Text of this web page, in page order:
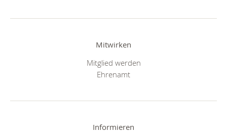
Mitwirken
Mitglied werden
Ehrenamt
Informieren